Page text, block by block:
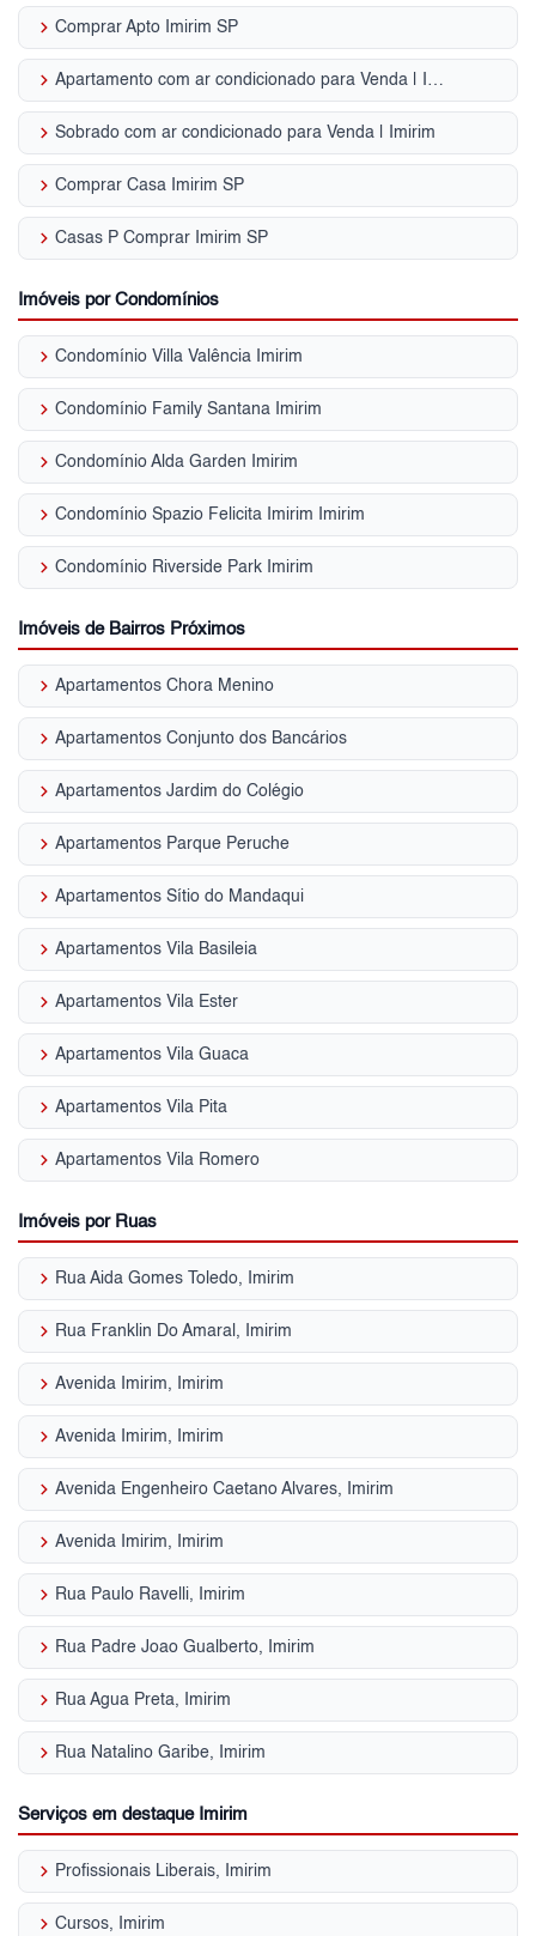
keyboard_arrow_right Comprar Apto Imirim SP
keyboard_arrow_right Apartamento com ar condicionado para Venda | Imirim
keyboard_arrow_right Sobrado com ar condicionado para Venda | Imirim
keyboard_arrow_right Comprar Casa Imirim SP
keyboard_arrow_right Casas P Comprar Imirim SP
Imóveis por Condomínios
keyboard_arrow_right Condomínio Villa Valência Imirim
keyboard_arrow_right Condomínio Family Santana Imirim
keyboard_arrow_right Condomínio Alda Garden Imirim
keyboard_arrow_right Condomínio Spazio Felicita Imirim Imirim
keyboard_arrow_right Condomínio Riverside Park Imirim
Imóveis de Bairros Próximos
keyboard_arrow_right Apartamentos Chora Menino
keyboard_arrow_right Apartamentos Conjunto dos Bancários
keyboard_arrow_right Apartamentos Jardim do Colégio
keyboard_arrow_right Apartamentos Parque Peruche
keyboard_arrow_right Apartamentos Sítio do Mandaqui
keyboard_arrow_right Apartamentos Vila Basileia
keyboard_arrow_right Apartamentos Vila Ester
keyboard_arrow_right Apartamentos Vila Guaca
keyboard_arrow_right Apartamentos Vila Pita
keyboard_arrow_right Apartamentos Vila Romero
Imóveis por Ruas
keyboard_arrow_right Rua Aida Gomes Toledo, Imirim
keyboard_arrow_right Rua Franklin Do Amaral, Imirim
keyboard_arrow_right Avenida Imirim, Imirim
keyboard_arrow_right Avenida Imirim, Imirim
keyboard_arrow_right Avenida Engenheiro Caetano Alvares, Imirim
keyboard_arrow_right Avenida Imirim, Imirim
keyboard_arrow_right Rua Paulo Ravelli, Imirim
keyboard_arrow_right Rua Padre Joao Gualberto, Imirim
keyboard_arrow_right Rua Agua Preta, Imirim
keyboard_arrow_right Rua Natalino Garibe, Imirim
Serviços em destaque Imirim
keyboard_arrow_right Profissionais Liberais, Imirim
keyboard_arrow_right Cursos, Imirim